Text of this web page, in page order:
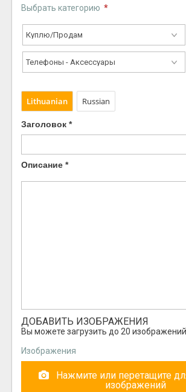
Выбрать категорию *
Lithuanian Russian
Заголовок *
Описание *
ДОБАВИТЬ ИЗОБРАЖЕНИЯ
Вы можете загрузить до 20
Изображения
Нажмите или перетащите
изображений